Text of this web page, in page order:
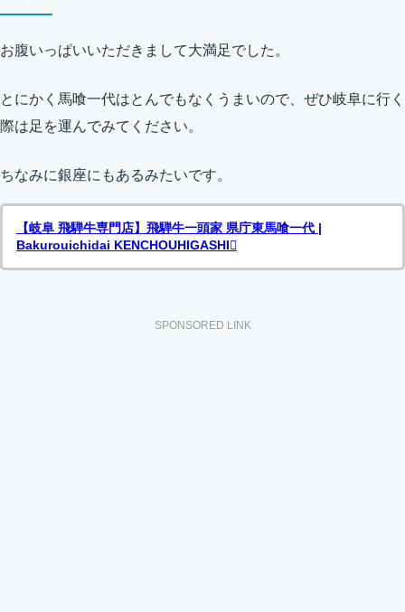
お腹いっぱいいただきまして大満足でした。
とにかく馬喰一代はとんでもなくうまいので、ぜひ岐阜に行く
際は足を運んでみてください。
ちなみに銀座にもあるみたいです。
【岐阜 飛騨牛専門店】飛騨牛一頭家 県庁東馬喰一代 |
Bakurouichidai KENCHOUHIGASHI
SPONSORED LINK